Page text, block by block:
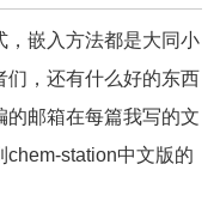
，嵌入方法都是大同小
们，还有什么好的东西
邮箱在每篇我写的文
station中文版的